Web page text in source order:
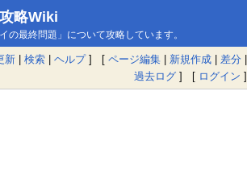
略Wiki
の最終問題」について攻略しています。
新 | 検索 | ヘルプ] [ ページ編集 | 新規作成 | 差分 |
過去ログ ] [ ログイン ]